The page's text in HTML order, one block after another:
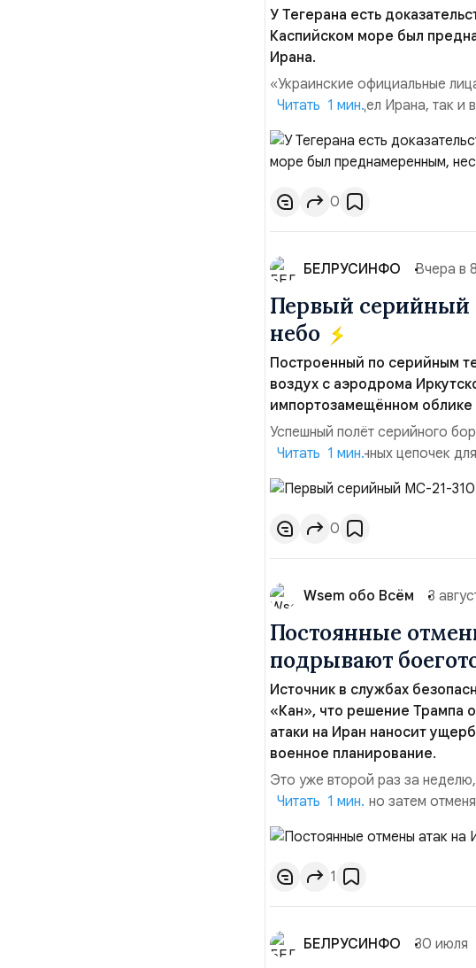
У Тегерана есть
Каспийском море был
Ирана.
«Украинские официальные
иностранных дел Ирана, так
была преднамеренной», —
Багаи на пресс-конференции
Украины практических шагов,
Читать 1 мин.
0
БЕЛРУСИНФО Вчера в
Первый серийный
небо
Построенный по серийным
воздух с аэродрома
импортозамещённом облике
Успешный полёт серийного
производственных цепочек
первой партии из 18
новых заказов, утверждённых
сертификации воздушного
Читать 1 мин.
0
Wsem обо Всём 3
Постоянные
подрывают
Источник в службах
«Кан», что решение Трампа
атаки на Иран наносит
военное планирование.
Это уже второй раз за
атаке на Иран, но затем
объяснений.По данным этого
неделями готовились к
Ираном. Напомним:Реакция
Читать 1 мин.
1
БЕЛРУСИНФО 30 июля